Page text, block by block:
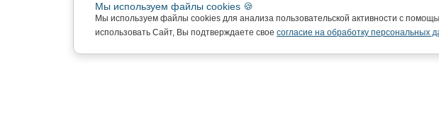
Мы используем файлы cookies 🍪
Мы используем файлы cookies для анализа пользовательской активности с
использовать Сайт, Вы подтверждаете своесогласие на обработку персональных